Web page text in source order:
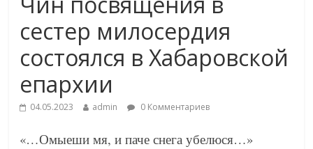
сестер милосердия
состоялся в Хабаровской
епархии
04.05.2023 admin 0 Комментариев
«…Омыеши мя, и паче снега убелюся…»